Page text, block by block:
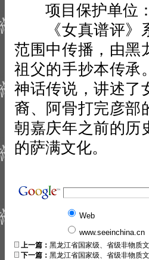
项目保护单位：
《女真谱评》系
范围中传播，由黑
祖父的手抄本传承
神话传说，讲述了
裔、阿骨打完彦部
朝嘉庆年之前的历
的萨满文化。
Web
www.seeinchina.cn
上一篇： 黑龙江省国家级、省级非物质
下一篇： 黑龙江省国家级、省级非物质